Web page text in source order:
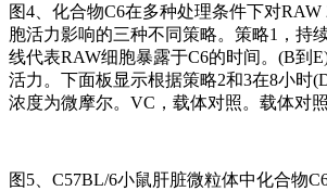
图4、化合物C6在多种处理条件下对
胞活力影响的三种不同策略。策略1，持
线代表RAW细胞暴露于C6的时间。(B到
活力。下面板显示根据策略2和3在8小时
浓度为微摩尔。VC，载体对照。载体对
图5、C57BL/6小鼠肝脏微粒体中化合物